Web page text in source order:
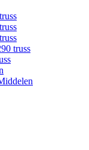
truss